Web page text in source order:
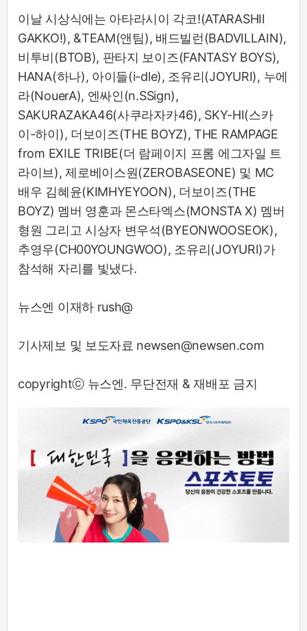
이날 시상식에는 아타라시이 각코!(ATARASHII
GAKKO!), &TEAM(앤팀), 배드빌런(BADVILLAIN),
비투비(BTOB), 판타지 보이즈(FANTASY BOYS),
HANA(하나), 아이들(i-dle), 조유리(JOYURI), 누에
라(NouerA), 엔싸인(n.SSign),
SAKURAZAKA46(사쿠라자카46), SKY-HI(스카
이-하이), 더보이즈(THE BOYZ), THE RAMPAGE
from EXILE TRIBE(더 람페이지 프롬 에그자일 트
라이브), 제로베이스원(ZEROBASEONE) 및 MC
배우 김혜윤(KIMHYEYOON), 더보이즈(THE
BOYZ) 멤버 영훈과 몬스타엑스(MONSTA X) 멤버
형원 그리고 시상자 변우석(BYEONWOOSEOK),
추영우(CH00YOUNGWOO), 조유리(JOYURI)가
참석해 자리를 빛냈다.
뉴스엔 이재하 rush@
기사제보 및 보도자료 newsen@newsen.com
copyrightⓒ 뉴스엔. 무단전재 & 재배포 금지